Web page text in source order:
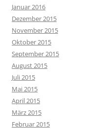
Januar 2016
Dezember 2015
November 2015
Oktober 2015
September 2015
August 2015
Juli 2015
Mai 2015
April 2015
März 2015
Februar 2015